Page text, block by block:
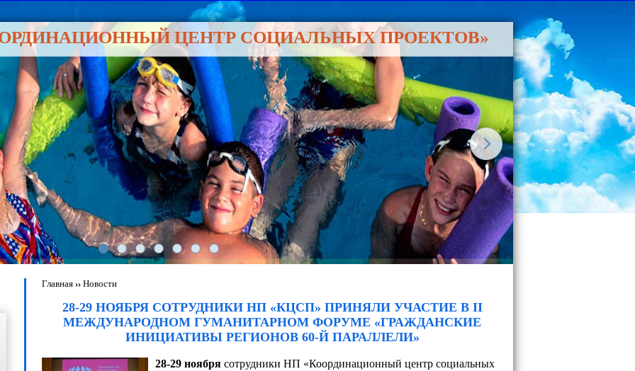
ЦЕНТР СОЦИАЛЬНЫХ ПРОЕКТОВ»
Главная ›› Новости
28-29 НОЯБРЯ СОТРУДНИКИ НП «КЦСП» ПРИНЯЛИ УЧАСТИЕ В II
МЕЖДУНАРОДНОМ ГУМАНИТАРНОМ ФОРУМЕ «ГРАЖДАНСКИЕ
ИНИЦИАТИВЫ РЕГИОНОВ 60-Й ПАРАЛЛЕЛИ»
28-29 ноября сотрудники НП «Координационный центр социальных